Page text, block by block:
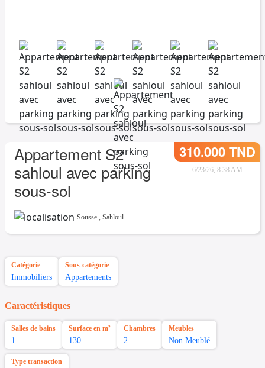
Appartement S2
sahloul avec parking
sous-sol
310.000 TND
6/23/26, 8:38 AM
Sousse , Sahloul
Catégorie
Immobiliers
Sous-catégorie
Appartements
Caractéristiques
Salles de bains
1
Surface en m²
130
Chambres
2
Meubles
Non Meublé
Type transaction